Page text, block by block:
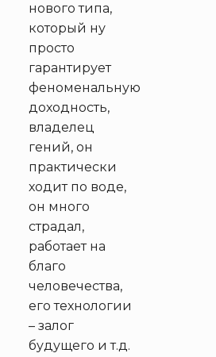
нового типа,
который ну
просто
гарантирует
феноменальную
доходность,
владелец
гений, он
практически
ходит по воде,
он много
страдал,
работает на
благо
человечества,
его технологии
– залог
будущего и т.д.